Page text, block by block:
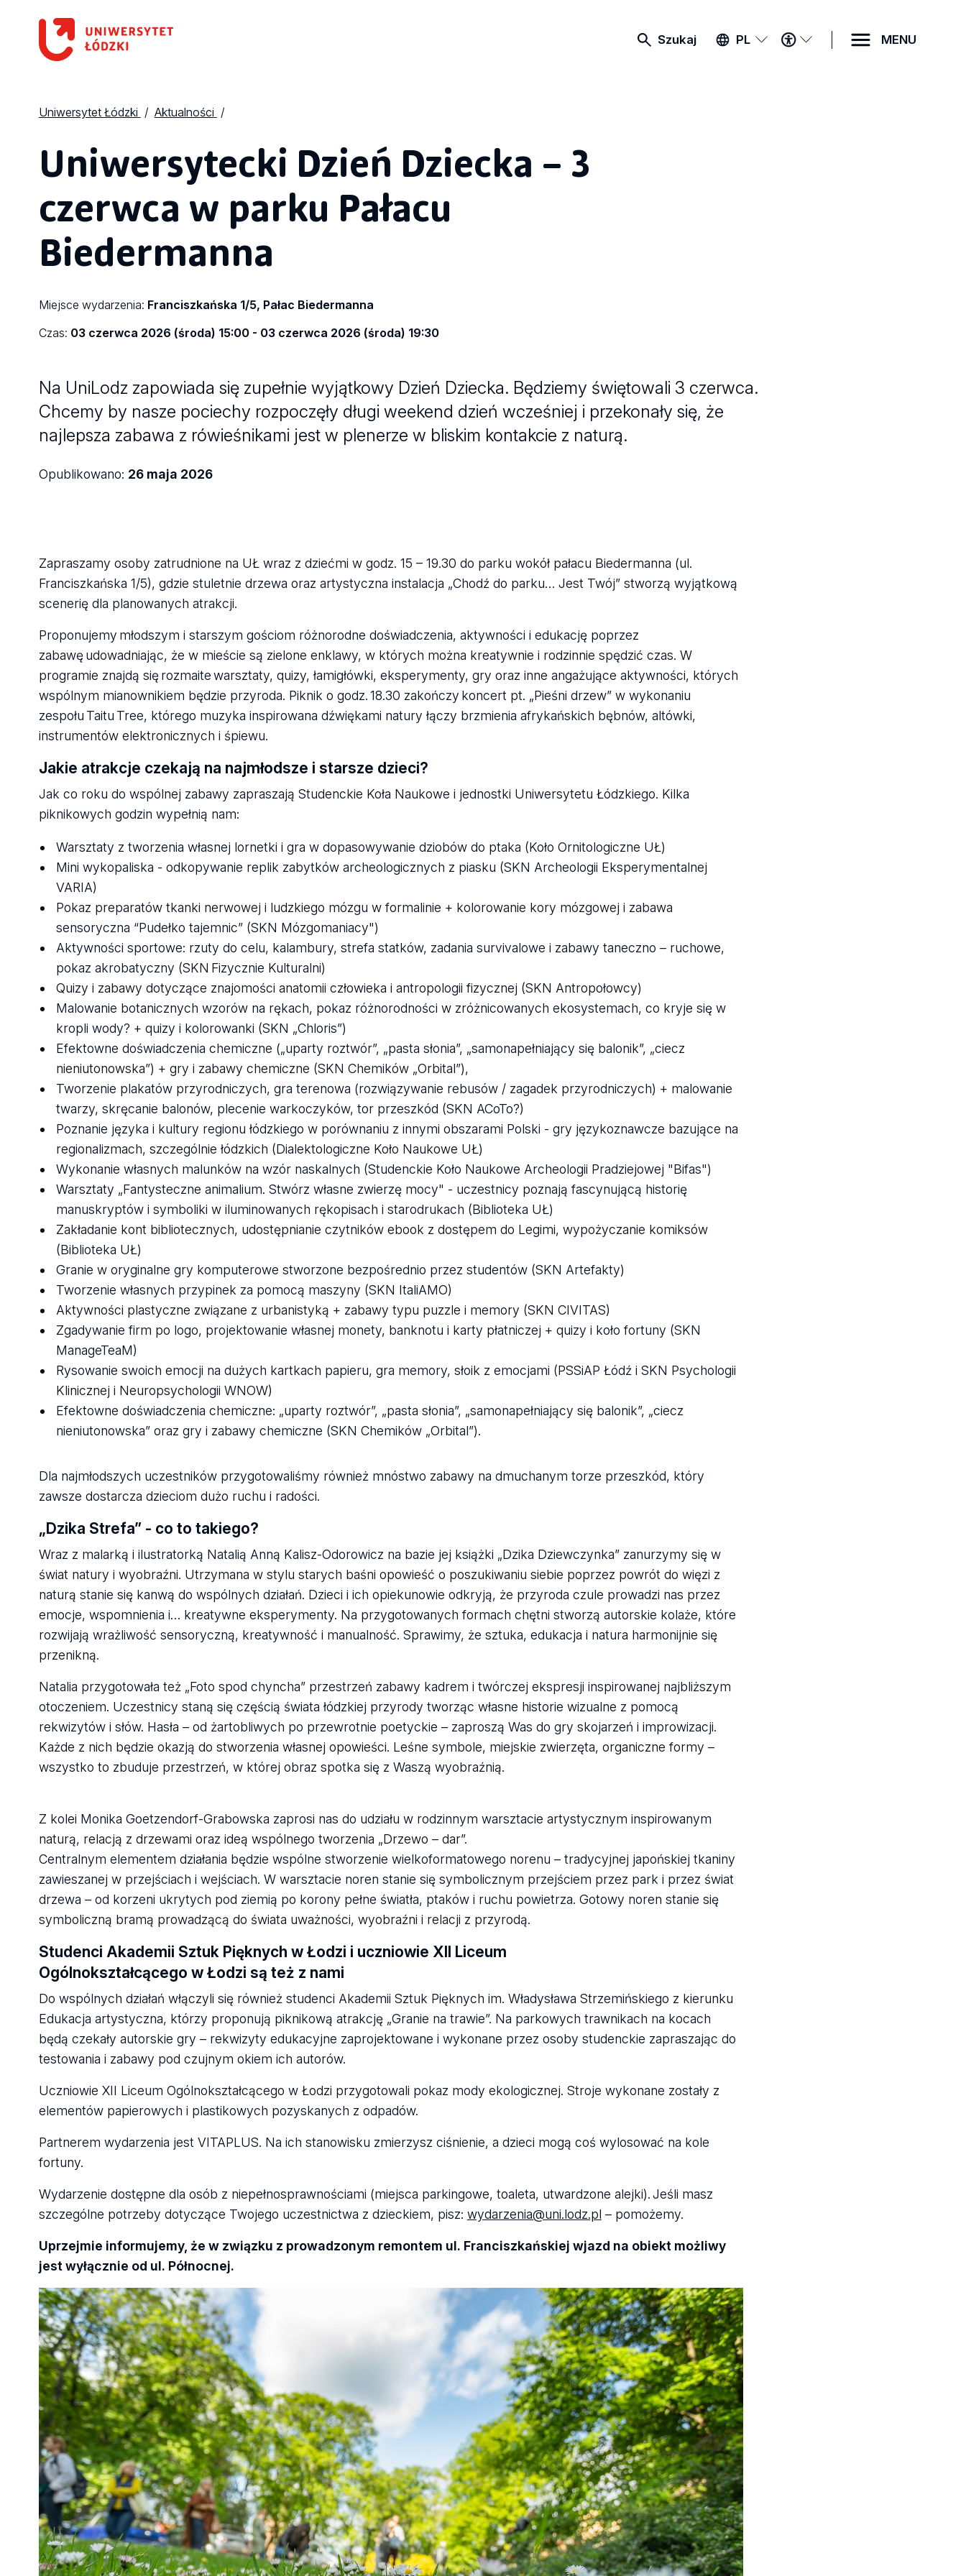
Szukaj PL
MENU
DOSTĘPNOŚCI
MENU
Uniwersytet Łódzki Aktualności
Uniwersytecki Dzień Dziecka – 3
czerwca w parku Pałacu
Biedermanna
Miejsce wydarzenia: Franciszkańska 1/5, Pałac Biedermanna
Czas: 03 czerwca 2026 (środa) 15:00 - 03 czerwca 2026 (środa) 19:30
Na UniLodz zapowiada się zupełnie wyjątkowy Dzień Dziecka. Będziemy świętowali 3 czerwca.
Chcemy by nasze pociechy rozpoczęły długi weekend dzień wcześniej i przekonały się, że
najlepsza zabawa z rówieśnikami jest w plenerze w bliskim kontakcie z naturą.
Opublikowano: 26 maja 2026
Zapraszamy osoby zatrudnione na UŁ wraz z dziećmi w godz. 15 – 19.30 do parku wokół pałacu Biedermanna (ul.
Franciszkańska 1/5), gdzie stuletnie drzewa oraz artystyczna instalacja „Chodź do parku… Jest Twój” stworzą wyjątkową
scenerię dla planowanych atrakcji.
Proponujemy młodszym i starszym gościom różnorodne doświadczenia, aktywności i edukację poprzez
zabawę udowadniając, że w mieście są zielone enklawy, w których można kreatywnie i rodzinnie spędzić czas. W
programie znajdą się rozmaite warsztaty, quizy, łamigłówki, eksperymenty, gry oraz inne angażujące aktywności, których
wspólnym mianownikiem będzie przyroda. Piknik o godz. 18.30 zakończy koncert pt. „Pieśni drzew” w wykonaniu
zespołu Taitu Tree, którego muzyka inspirowana dźwiękami natury łączy brzmienia afrykańskich bębnów, altówki,
instrumentów elektronicznych i śpiewu.
Jakie atrakcje czekają na najmłodsze i starsze dzieci?
Jak co roku do wspólnej zabawy zapraszają Studenckie Koła Naukowe i jednostki Uniwersytetu Łódzkiego. Kilka
piknikowych godzin wypełnią nam:
Warsztaty z tworzenia własnej lornetki i gra w dopasowywanie dziobów do ptaka (Koło Ornitologiczne UŁ)
Mini wykopaliska - odkopywanie replik zabytków archeologicznych z piasku (SKN Archeologii Eksperymentalnej
VARIA)
Pokaz preparatów tkanki nerwowej i ludzkiego mózgu w formalinie + kolorowanie kory mózgowej i zabawa
sensoryczna “Pudełko tajemnic” (SKN Mózgomaniacy")
Aktywności sportowe: rzuty do celu, kalambury, strefa statków, zadania survivalowe i zabawy taneczno – ruchowe,
pokaz akrobatyczny (SKN Fizycznie Kulturalni)
Quizy i zabawy dotyczące znajomości anatomii człowieka i antropologii fizycznej (SKN Antropołowcy)
Malowanie botanicznych wzorów na rękach, pokaz różnorodności w zróżnicowanych ekosystemach, co kryje się w
kropli wody? + quizy i kolorowanki (SKN „Chloris”)
Efektowne doświadczenia chemiczne („uparty roztwór”, „pasta słonia”, „samonapełniający się balonik”, „ciecz
nieniutonowska”) + gry i zabawy chemiczne (SKN Chemików „Orbital”),
Tworzenie plakatów przyrodniczych, gra terenowa (rozwiązywanie rebusów / zagadek przyrodniczych) + malowanie
twarzy, skręcanie balonów, plecenie warkoczyków, tor przeszkód (SKN ACoTo?)
Poznanie języka i kultury regionu łódzkiego w porównaniu z innymi obszarami Polski - gry językoznawcze bazujące na
regionalizmach, szczególnie łódzkich (Dialektologiczne Koło Naukowe UŁ)
Wykonanie własnych malunków na wzór naskalnych (Studenckie Koło Naukowe Archeologii Pradziejowej "Bifas")
Warsztaty „Fantysteczne animalium. Stwórz własne zwierzę mocy" - uczestnicy poznają fascynującą historię
manuskryptów i symboliki w iluminowanych rękopisach i starodrukach (Biblioteka UŁ)
Zakładanie kont bibliotecznych, udostępnianie czytników ebook z dostępem do Legimi, wypożyczanie komiksów
(Biblioteka UŁ)
Granie w oryginalne gry komputerowe stworzone bezpośrednio przez studentów (SKN Artefakty)
Tworzenie własnych przypinek za pomocą maszyny (SKN ItaliAMO)
Aktywności plastyczne związane z urbanistyką + zabawy typu puzzle i memory (SKN CIVITAS)
Zgadywanie firm po logo, projektowanie własnej monety, banknotu i karty płatniczej + quizy i koło fortuny (SKN
ManageTeaM)
Rysowanie swoich emocji na dużych kartkach papieru, gra memory, słoik z emocjami (PSSiAP Łódź i SKN Psychologii
Klinicznej i Neuropsychologii WNOW)
Efektowne doświadczenia chemiczne: „uparty roztwór”, „pasta słonia”, „samonapełniający się balonik”, „ciecz
nieniutonowska” oraz gry i zabawy chemiczne (SKN Chemików „Orbital”).
Dla najmłodszych uczestników przygotowaliśmy również mnóstwo zabawy na dmuchanym torze przeszkód, który
zawsze dostarcza dzieciom dużo ruchu i radości.
„Dzika Strefa” - co to takiego?
Wraz z malarką i ilustratorką Natalią Anną Kalisz-Odorowicz na bazie jej książki „Dzika Dziewczynka” zanurzymy się w
świat natury i wyobraźni. Utrzymana w stylu starych baśni opowieść o poszukiwaniu siebie poprzez powrót do więzi z
naturą stanie się kanwą do wspólnych działań. Dzieci i ich opiekunowie odkryją, że przyroda czule prowadzi nas przez
emocje, wspomnienia i… kreatywne eksperymenty. Na przygotowanych formach chętni stworzą autorskie kolaże, które
rozwijają wrażliwość sensoryczną, kreatywność i manualność. Sprawimy, że sztuka, edukacja i natura harmonijnie się
przenikną.
Natalia przygotowała też „Foto spod chyncha” przestrzeń zabawy kadrem i twórczej ekspresji inspirowanej najbliższym
otoczeniem. Uczestnicy staną się częścią świata łódzkiej przyrody tworząc własne historie wizualne z pomocą
rekwizytów i słów. Hasła – od żartobliwych po przewrotnie poetyckie – zaproszą Was do gry skojarzeń i improwizacji.
Każde z nich będzie okazją do stworzenia własnej opowieści. Leśne symbole, miejskie zwierzęta, organiczne formy –
wszystko to zbuduje przestrzeń, w której obraz spotka się z Waszą wyobraźnią.
Z kolei Monika Goetzendorf-Grabowska zaprosi nas do udziału w rodzinnym warsztacie artystycznym inspirowanym
naturą, relacją z drzewami oraz ideą wspólnego tworzenia „Drzewo – dar”.
Centralnym elementem działania będzie wspólne stworzenie wielkoformatowego norenu – tradycyjnej japońskiej tkaniny
zawieszanej w przejściach i wejściach. W warsztacie noren stanie się symbolicznym przejściem przez park i przez świat
drzewa – od korzeni ukrytych pod ziemią po korony pełne światła, ptaków i ruchu powietrza. Gotowy noren stanie się
symboliczną bramą prowadzącą do świata uważności, wyobraźni i relacji z przyrodą.
Studenci Akademii Sztuk Pięknych w Łodzi i uczniowie XII Liceum
Ogólnokształcącego w Łodzi są też z nami
Do wspólnych działań włączyli się również studenci Akademii Sztuk Pięknych im. Władysława Strzemińskiego z kierunku
Edukacja artystyczna, którzy proponują piknikową atrakcję „Granie na trawie”. Na parkowych trawnikach na kocach
będą czekały autorskie gry – rekwizyty edukacyjne zaprojektowane i wykonane przez osoby studenckie zapraszając do
testowania i zabawy pod czujnym okiem ich autorów.
Uczniowie XII Liceum Ogólnokształcącego w Łodzi przygotowali pokaz mody ekologicznej. Stroje wykonane zostały z
elementów papierowych i plastikowych pozyskanych z odpadów.
Partnerem wydarzenia jest VITAPLUS. Na ich stanowisku zmierzysz ciśnienie, a dzieci mogą coś wylosować na kole
fortuny.
Wydarzenie dostępne dla osób z niepełnosprawnościami (miejsca parkingowe, toaleta, utwardzone alejki). Jeśli masz
szczególne potrzeby dotyczące Twojego uczestnictwa z dzieckiem, pisz: wydarzenia@uni.lodz.pl – pomożemy.
Uprzejmie informujemy, że w związku z prowadzonym remontem ul. Franciszkańskiej wjazd na obiekt możliwy
jest wyłącznie od ul. Północnej.